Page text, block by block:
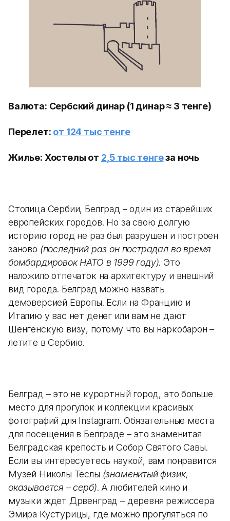
Валюта: Сербский динар (1 динар ≈ 3 тенге)
Перелет: от 124 тыс тенге
Жилье: Хостелы от 2 ,5 тыс тенгеза ночь
Столица Сербии, Белград – один из старейших
европейских городов. Но за свою долгую
историю город не раз был разрушен и построен
заново (последний раз он пострадал во время
бомбардировок НАТО в 1999 году). Это
наложило отпечаток на архитектуру и внешний
вид города. Белград можно назвать
демоверсией Европы. Если на Францию и
Италию у вас нет денег или вам не дают
Шенгенскую визу, потому что вы наркобарон –
летите в Сербию.
Белград – это не курортный город, это больше
место для прогулок и коллекции красивых
фотографий для Instagram. Обязательные места
для посещения в Белграде – это знаменитая
Белградская крепость и Собор Святого Савы.
Если вы интересуетесь наукой, вам понравится
Музей Николы Теслы (знаменитый физик,
оказывается – серб). А любителей кино и
музыки ждет Дрвенград – деревня режиссера
Эмира Кустурицы, где можно прогуляться по